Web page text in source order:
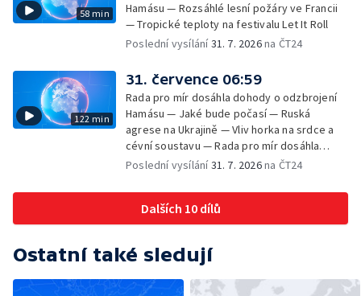
58 min
Hamásu — Rozsáhlé lesní požáry ve Francii
— Tropické teploty na festivalu Let It Roll
Poslední vysílání31. 7. 2026na ČT24
122 min
31. července 06:59
Rada pro mír dosáhla dohody o odzbrojení
Hamásu — Jaké bude počasí — Ruská
agrese na Ukrajině — Vliv horka na srdce a
cévní soustavu — Rada pro mír dosáhla
dohody o odzbrojení Hamásu — Dokument
začíná výplata superdávky — Tropické
teploty zatěžují i volně žijící zvířata
Poslední vysílání31. 7. 2026na ČT24
Dalších 10 dílů
Ostatní také sledují